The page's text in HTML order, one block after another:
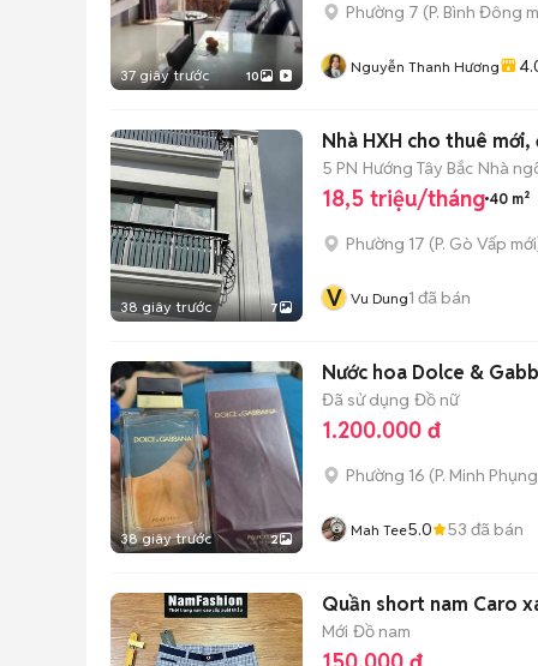
37 giây trước 10
Phường 7 (P. Bình Đông
Nguyễn Thanh Hương
38 giây trước 7
Nhà HXH cho thuê
5 PN Hướng Tây Bắc Nhà
18,5 triệu/tháng 40 m²
Phường 17 (P. Gò Vấp
V Vu Dung1 đã bán
38 giây trước 2
Nước hoa Dolce &
Đã sử dụng Đồ nữ
1.200.000 đ
Phường 16 (P. Minh Phụng
Mah Tee5.0 53 đã bán
Quần short nam Caro
Mới Đồ nam